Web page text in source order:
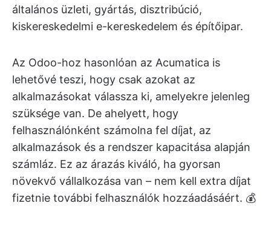
általános üzleti, gyártás, disztribúció,
kiskereskedelmi e-kereskedelem és építőipar.
Az Odoo-hoz hasonlóan az Acumatica is
lehetővé teszi, hogy csak azokat az
alkalmazásokat válassza ki, amelyekre jelenleg
szüksége van. De ahelyett, hogy
felhasználónként számolna fel díjat, az
alkalmazások és a rendszer kapacitása alapján
számláz. Ez az árazás kiváló, ha gyorsan
növekvő vállalkozása van – nem kell extra díjat
fizetnie további felhasználók hozzáadásáért. 💰